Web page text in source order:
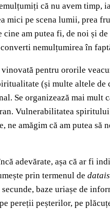
că nu avem timp,
pe scena lumii, prea
am putea fi, de noi și
nemulțumirea în
pentru ororile
(și multe altele
Se organizează mai mult
Vulnerabilitatea spiritului
amăgim că am putea
adevărate, așa că ar fi
prin termenul de
baze uriașe de
pereții peșterilor, pe